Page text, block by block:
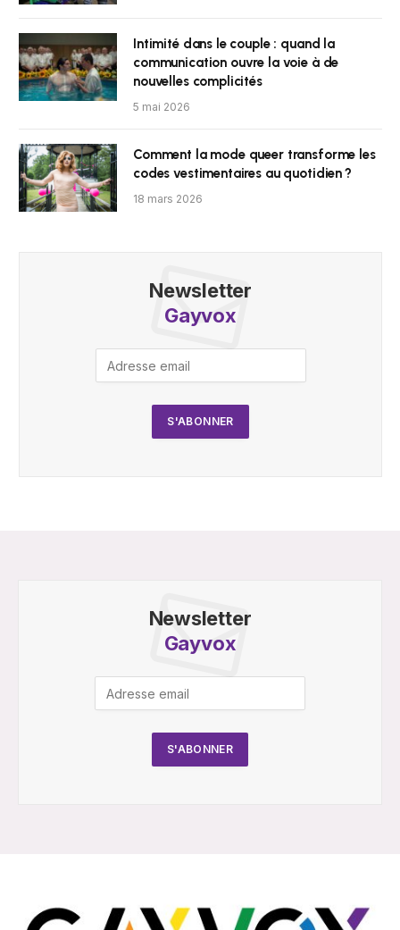
Intimité dans le couple : quand la
communication ouvre la voie à de
nouvelles complicités
5 mai 2026
Comment la mode queer transforme les
codes vestimentaires au quotidien ?
18 mars 2026
Newsletter
Gayvox
Newsletter
Gayvox